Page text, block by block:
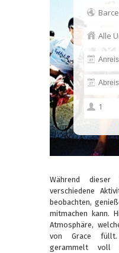
Während
verschiedene
beobachten,
mitmachen kann.
Atmosphäre,
von Grace
gerammelt